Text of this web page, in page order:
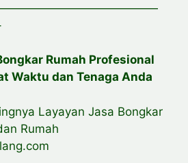
Rumah Profesional
Waktu dan Tenaga Anda
Layayan Jasa Bongkar
Rumah